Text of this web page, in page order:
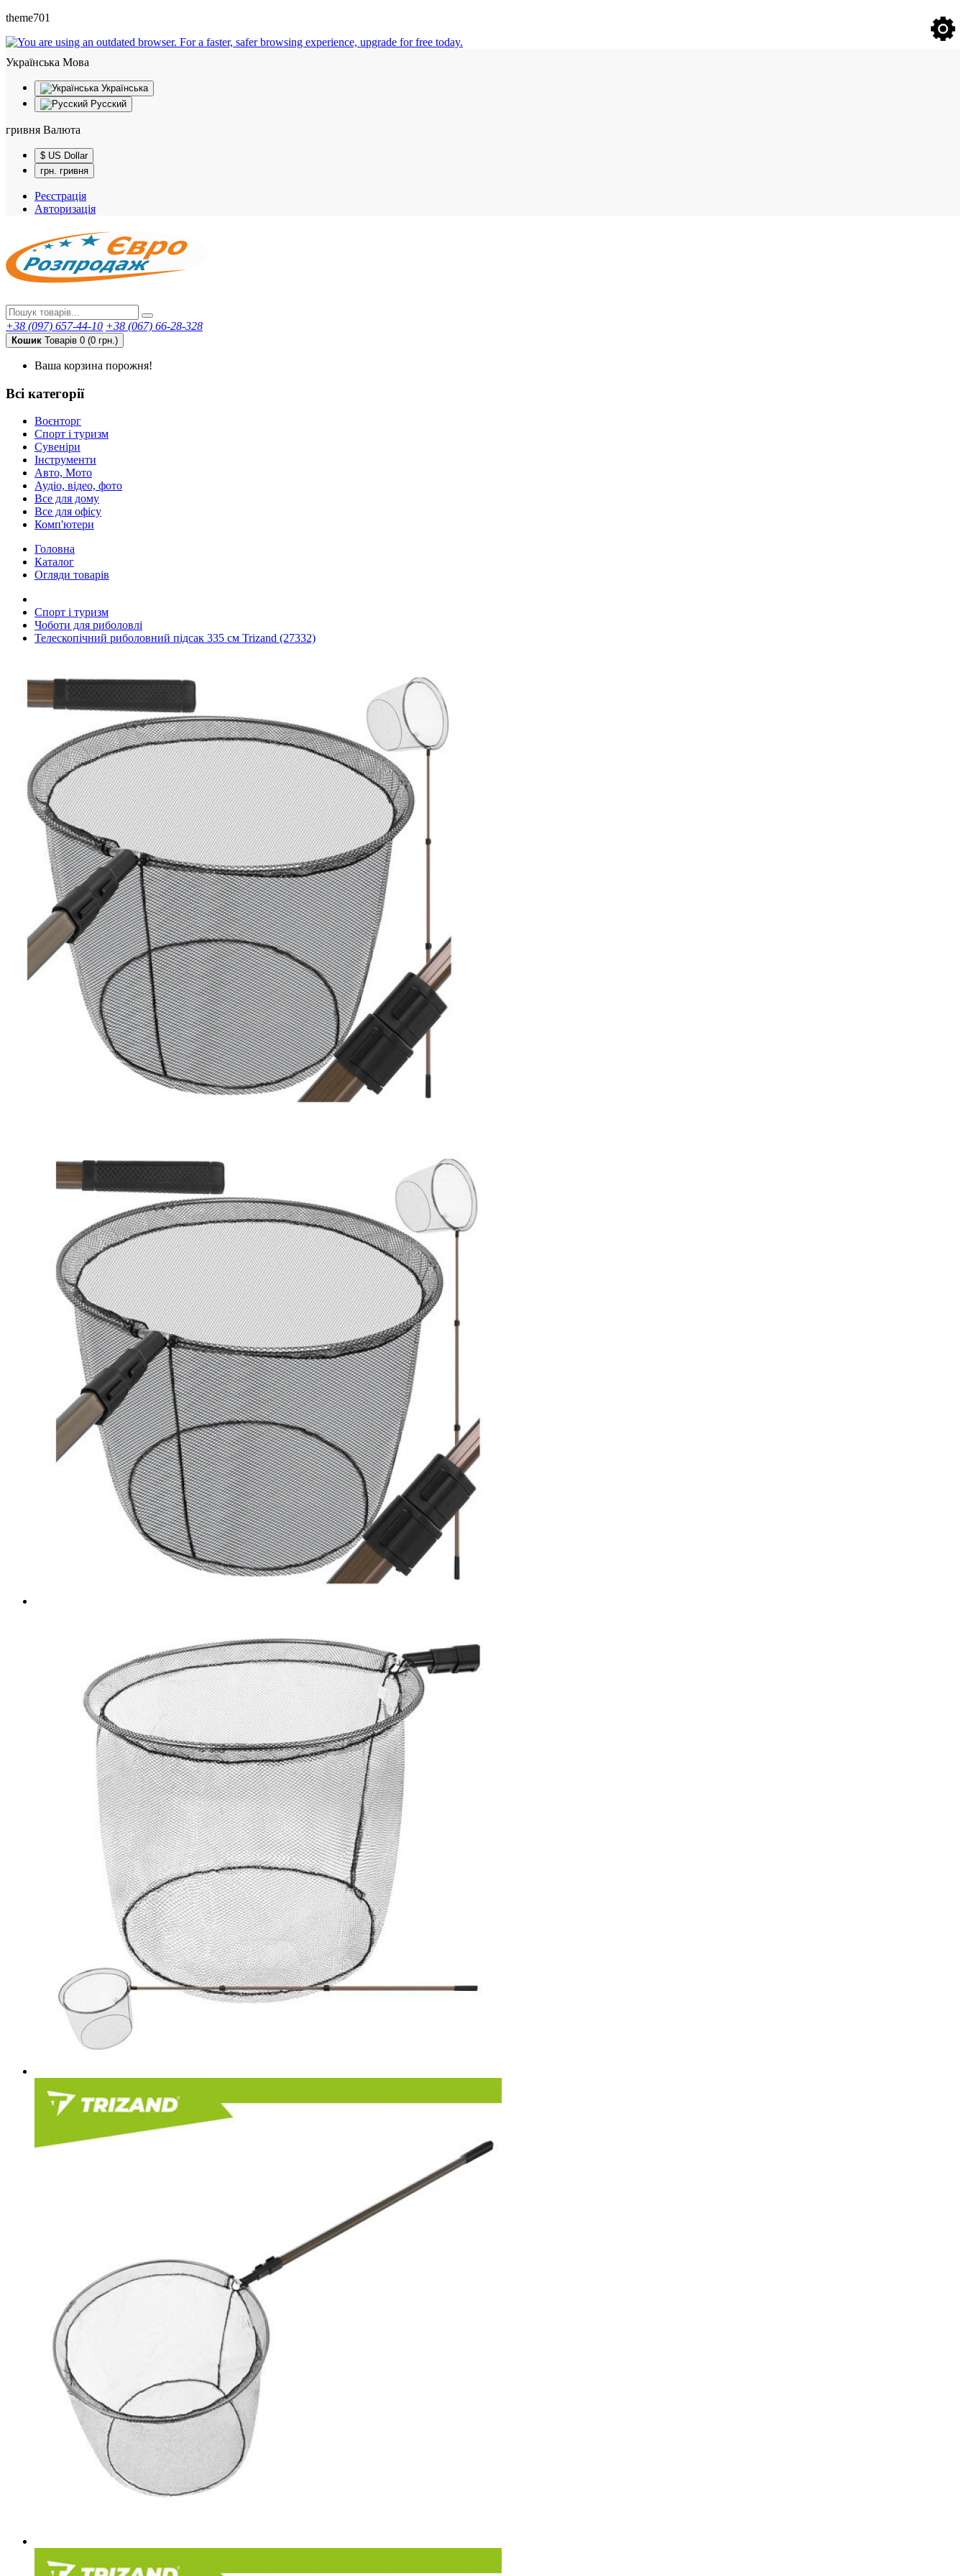
theme701
Українська Мова
Українська
Русский
гривня Валюта
$ US Dollar
грн. гривня
Реєстрація
Авторизація
+38 (097) 657-44-10 +38 (067) 66-28-328
Кошик Товарів 0 (0 грн.)
Ваша корзина порожня!
Всі категорії
Воєнторг
Спорт і туризм
Сувеніри
Інструменти
Авто, Мото
Аудіо, відео, фото
Все для дому
Все для офісу
Комп'ютери
Головна
Каталог
Огляди товарів
Спорт і туризм
Чоботи для риболовлі
Телескопічний риболовний підсак 335 см Trizand (27332)